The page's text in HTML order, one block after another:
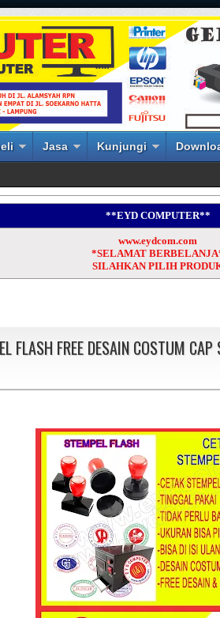
Jasa Kunjungi
**EYD COMPUTER**
www.eydcom.com
*SELAMAT
SILAHKAN PILIH
FLASH FREE DESAIN COSTUM